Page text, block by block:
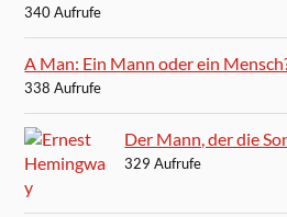
340 Aufrufe
A Man: Ein Mann oder ein
338 Aufrufe
Der Mann, der die
329 Aufrufe